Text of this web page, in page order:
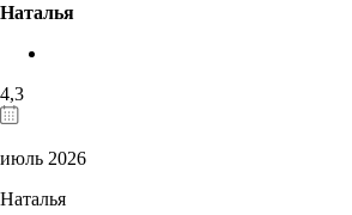
Наталья
4,3
июль 2026
Наталья